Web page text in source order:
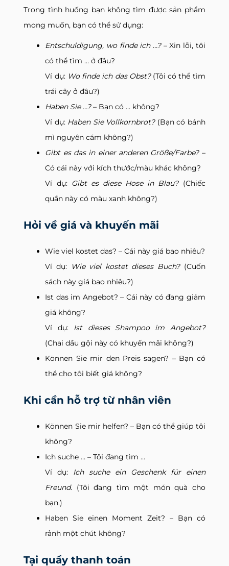
Trong tình huống bạn không tìm được sản phẩm
mong muốn, bạn có thể sử dụng:
Entschuldigung, wo finde ich …?– Xin lỗi, tôi
có thể tìm … ở đâu?
Ví dụ: Wo finde ich das Obst?(Tôi có thể tìm
trái cây ở đâu?)
Haben Sie …?– Bạn có … không?
Ví dụ: Haben Sie Vollkornbrot?(Bạn có bánh
mì nguyên cám không?)
Gibt es das in einer anderen Größe/Farbe?–
Có cái này với kích thước/màu khác không?
Ví dụ: Gibt es diese Hose in Blau?(Chiếc
quần này có màu xanh không?)
Hỏi về giá và khuyến mãi
Wie viel kostet das? – Cái này giá bao nhiêu?
Ví dụ:
Wie viel kostet dieses Buch?(Cuốn
sách này giá bao nhiêu?)
Ist das im Angebot? – Cái này có đang giảm
giá không?
Ví dụ: Ist dieses Shampoo im Angebot?
(Chai dầu gội này có khuyến mãi không?)
Können Sie mir den Preis sagen? – Bạn có
thể cho tôi biết giá không?
Khi cần hỗ trợ từ nhân viên
Können Sie mir helfen? – Bạn có thể giúp tôi
không?
Ich suche … – Tôi đang tìm …
Ví dụ: Ich suche ein Geschenk für einen
Freund. (Tôi đang tìm một món quà cho
bạn.)
Haben Sie einen Moment Zeit? – Bạn có
rảnh một chút không?
Tại quầy thanh toán